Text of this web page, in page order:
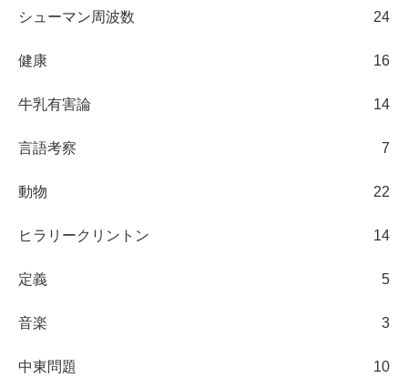
シューマン周波数 24
健康 16
牛乳有害論 14
言語考察 7
動物 22
ヒラリークリントン 14
定義 5
音楽 3
中東問題 10